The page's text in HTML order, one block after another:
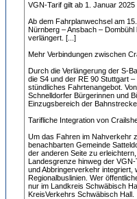
VGN-Tarif gilt ab 1. Ja­nu­ar 2025
Ab dem Fahr­plan­wech­sel am
Nürn­berg – Ans­bach –
verlängert. [...]
Mehr Ver­bin­dungen zwischen
Durch die Ver­län­ge­rung der S-
die S4 und der RE 90 Stuttgart
stündliches Fahr­ten­an­gebot.
Schnelldorfer Bürgerinnen und
Einzugsbereich der
Tarifliche Integration von
Um das Fahren im Nah­ver­kehr
benachbarten Ge­mein­de
der anderen Seite zu
Lan­des­gren­ze hinweg der
und Ab­brin­ger­ver­kehr integriert,
Re­gi­o­nal­bus­linien. Wer
nur im Land­kreis Schwäbisch
KreisVerkehrs Schwäbisch Hall.